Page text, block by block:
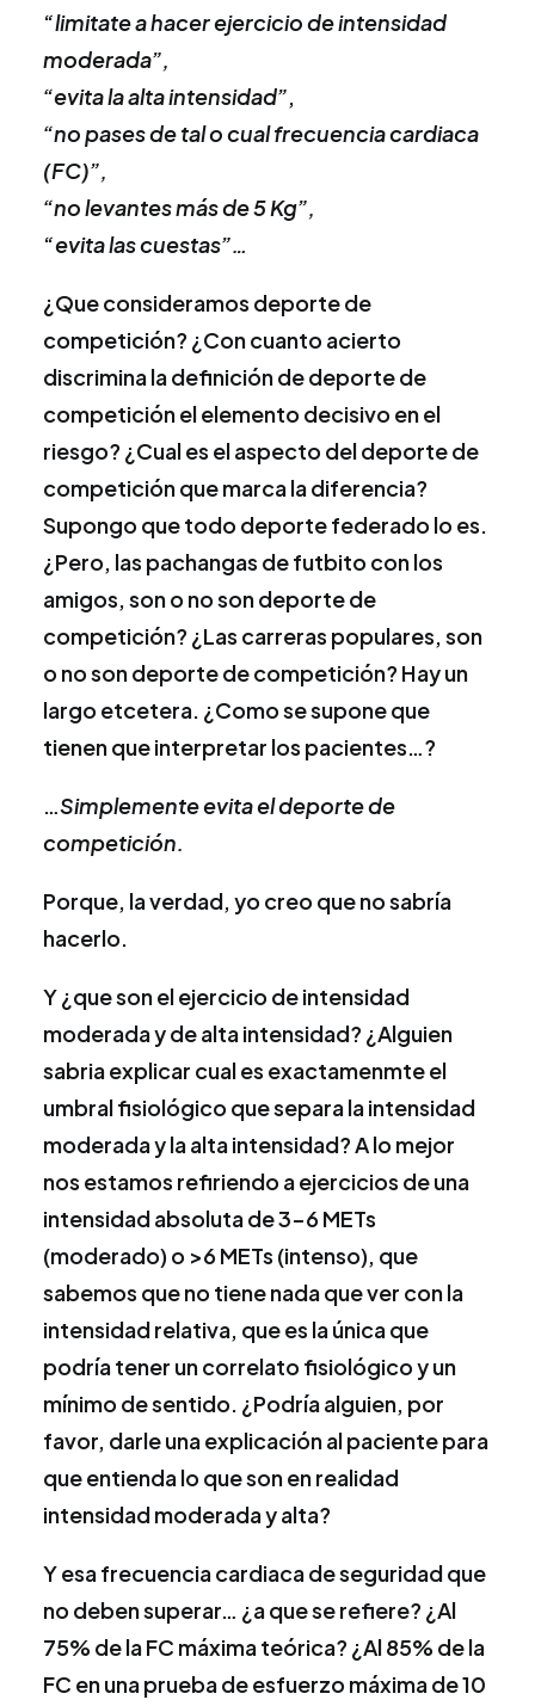
“limitate a hacer ejercicio de intensidad
moderada”,
“evita la alta intensidad”,
“no pases de tal o cual frecuencia cardiaca
(FC)”,
“no levantes más de 5 Kg”,
“evita las cuestas”…
¿Que consideramos deporte de
competición? ¿Con cuanto acierto
discrimina la definición de deporte de
competición el elemento decisivo en el
riesgo? ¿Cual es el aspecto del deporte de
competición que marca la diferencia?
Supongo que todo deporte federado lo es.
¿Pero, las pachangas de futbito con los
amigos, son o no son deporte de
competición? ¿Las carreras populares, son
o no son deporte de competición? Hay un
largo etcetera. ¿Como se supone que
tienen que interpretar los pacientes…?
…Simplemente evita el deporte de
competición.
Porque, la verdad, yo creo que no sabría
hacerlo.
Y ¿que son el ejercicio de intensidad
moderada y de alta intensidad? ¿Alguien
sabria explicar cual es exactamenmte el
umbral fisiológico que separa la intensidad
moderada y la alta intensidad? A lo mejor
nos estamos refiriendo a ejercicios de una
intensidad absoluta de 3-6 METs
(moderado) o >6 METs (intenso), que
sabemos que no tiene nada que ver con la
intensidad relativa, que es la única que
podría tener un correlato fisiológico y un
mínimo de sentido. ¿Podría alguien, por
favor, darle una explicación al paciente para
que entienda lo que son en realidad
intensidad moderada y alta?
Y esa frecuencia cardiaca de seguridad que
no deben superar… ¿a que se refiere? ¿Al
75% de la FC máxima teórica? ¿Al 85% de la
FC en una prueba de esfuerzo máxima de 10